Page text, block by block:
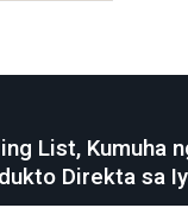
List, Kumuha
Direkta sa